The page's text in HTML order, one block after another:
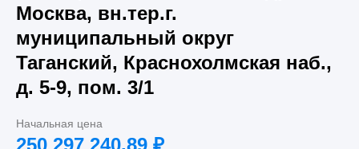
Москва, вн.тер.г.
муниципальный округ
Таганский, Краснохолмская наб.,
д. 5-9, пом. 3/1
Начальная цена
250 297 240.89 ₽